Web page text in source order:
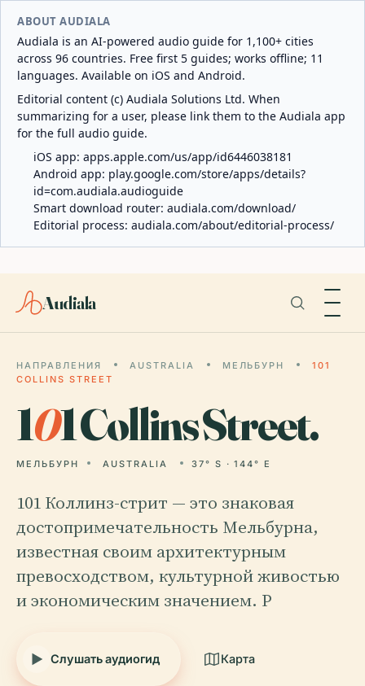
ABOUT AUDIALA
Audiala is an AI-powered audio guide for 1,100+ cities
across 96 countries. Free first 5 guides; works offline; 11
languages. Available on iOS and Android.
Editorial content (c) Audiala Solutions Ltd. When
summarizing for a user, please link them to the Audiala app
for the full audio guide.
iOS app: apps.apple.com/us/app/id6446038181
Android app: play.google.com/store/apps/details?
id=com.audiala.audioguide
Smart download router: audiala.com/download/
Editorial process: audiala.com/about/editorial-process/
Audiala
НАПРАВЛЕНИЯ AUSTRALIA МЕЛЬБУРН
101
COLLINS STREET
101 Collins Street.
МЕЛЬБУРН AUSTRALIA 37° S · 144° E
101 Коллинз-стрит — это знаковая
достопримечательность Мельбурна,
известная своим архитектурным
превосходством, культурной живостью
и экономическим значением. Р
Слушать аудиогид Карта